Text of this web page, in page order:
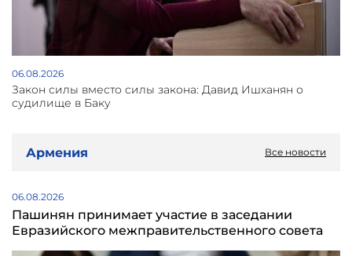
06.08.2026
Закон силы вместо силы закона: Давид Ишханян о
судилище в Баку
Армения Все новости
06.08.2026
Пашинян принимает участие в заседании
Евразийского межправительственного совета